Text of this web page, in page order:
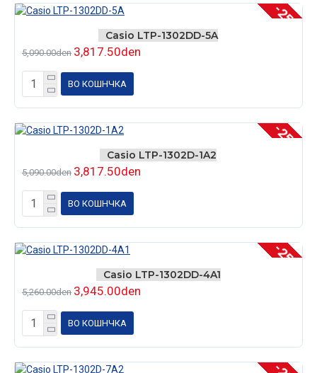
-25 %
Casio LTP-1302DD-5A
5,090.00den 3,817.50den
ВО КОШНЧКА
-25 %
Casio LTP-1302D-1A2
5,090.00den 3,817.50den
ВО КОШНЧКА
-25 %
Casio LTP-1302DD-4A1
5,260.00den 3,945.00den
ВО КОШНЧКА